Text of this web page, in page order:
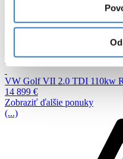
7 999 €
Mercedes-Benz B trieda 180
8 499 €
VW Golf VII 2.0 TDI 110kw
14 899 €
Zobraziť ďalšie ponuky
(...)